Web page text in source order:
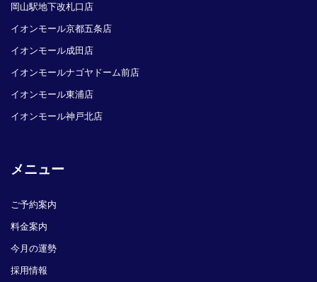
岡山駅地下改札口店
イオンモール京都五条店
イオンモール成田店
イオンモールナゴヤドーム前店
イオンモール東浦店
イオンモール神戸北店
メニュー
ご予約案内
料金案内
今月の運勢
採用情報